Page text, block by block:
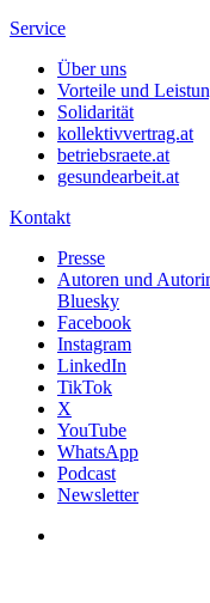
Service
Über uns
Vorteile und
Solidarität
kollektivvertrag.at
betriebsraete.at
gesundearbeit.at
Kontakt
Presse
Autoren und
Bluesky
Facebook
Instagram
LinkedIn
TikTok
X
YouTube
WhatsApp
Podcast
Newsletter